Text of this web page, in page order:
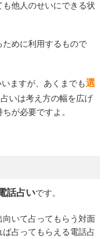
他人のせいにできる状
めに利用するもので
ますが、あくまでも選
いは考え方の幅を広げ
が必要ですよ。
話占いです。
いて占ってもらう対面
占ってもらえる電話占